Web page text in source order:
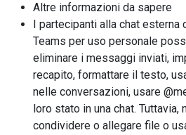
Altre informazioni da sapere
I partecipanti alla chat esterna
Teams per uso personale
eliminare i messaggi inviati,
recapito, formattare il testo,
nelle conversazioni, usare
loro stato in una chat. Tuttavia,
condividere o allegare file o